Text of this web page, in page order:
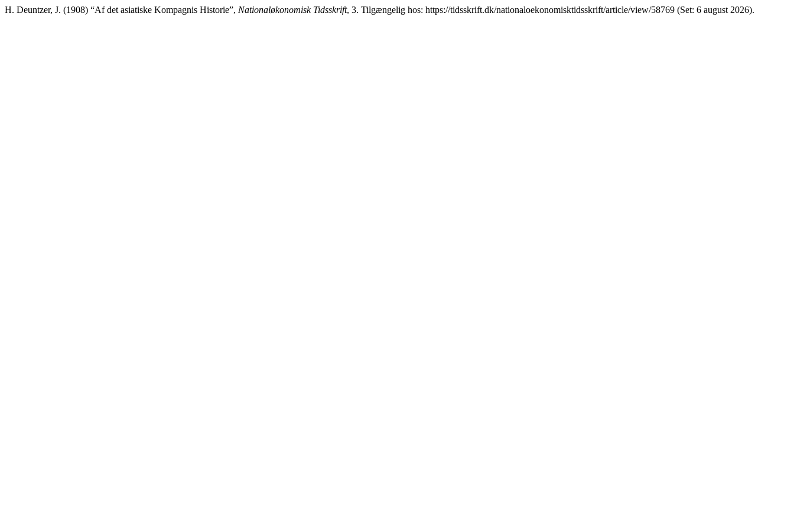
H. Deuntzer, J. (1908) “Af det asiatiske Kompagnis Historie”, Nationaløkonomisk Tidsskrift, 3. Tilgængelig hos: https://tidsskrift.dk/nationaloekonomisktidsskrift/article/view/58769 (Set: 6 august 2026).